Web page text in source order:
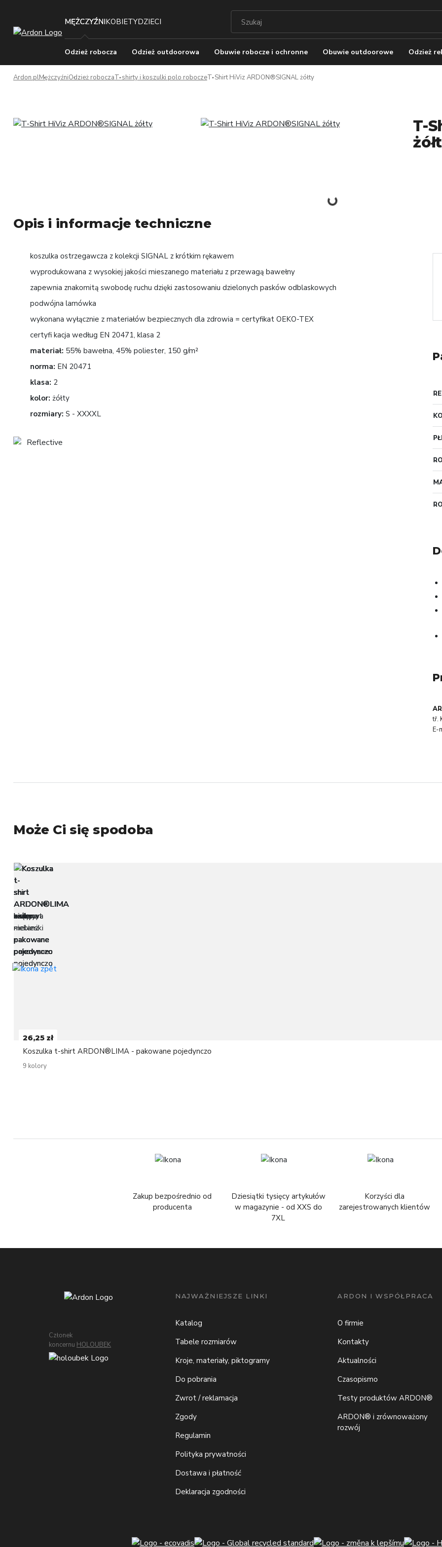
MĘŻCZYŹNIKOBIETYDZIECI
Odzież robocza Odzież outdoorowa Obuwie robocze i ochronne Obuwie outdoorowe Odzież
Ardon.plMężczyźniOdzież roboczaT-shirty i koszulki polo roboczeT-Shirt HiViz ARDON®SIGNAL żółty
T-
Opis i informacje techniczne
koszulka ostrzegawcza z kolekcji SIGNAL z krótkim rękawem
wyprodukowana z wysokiej jakości mieszanego materiału z przewagą bawełny
zapewnia znakomitą swobodę ruchu dzięki zastosowaniu dzielonych pasków odblaskowych
podwójna lamówka
wykonana wyłącznie z materiałów bezpiecznych dla zdrowia = certyfikat OEKO-TEX
certyfi kacja według EN 20471, klasa 2
materiał: 55% bawełna, 45% poliester, 150 g/m²
norma: EN 20471
klasa: 2
kolor: żółty
rozmiary: S - XXXXL
tř.
E-
Może Ci się spodoba
26,25 zł
Koszulka t-shirt ARDON®LIMA - pakowane pojedynczo
9 kolory
Zakup bezpośrednio od
producenta
Dziesiątki tysięcy artykułów
w magazynie - od XXS do
7XL
Korzyści dla
zarejestrowanych klientów
Członek
koncernu HOLOUBEK
NAJWAŻNIEJSZE LINKI
Katalog
Tabele rozmiarów
Kroje, materiały, piktogramy
Do pobrania
Zwrot / reklamacja
Zgody
Regulamin
Polityka prywatności
Dostawa i płatność
Deklaracja zgodności
ARDON I WSPÓŁPRACA
O firmie
Kontakty
Aktualności
Czasopismo
Testy produktów ARDON®
ARDON® i zrównoważony
rozwój